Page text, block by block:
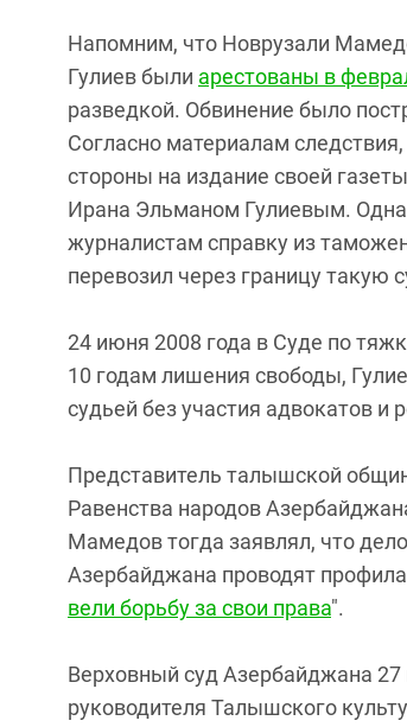
Напомним, что Новрузали
Гулиев были арестованы в
разведкой. Обвинение было
Согласно материалам
стороны на издание своей
Ирана Эльманом Гулиевым.
журналистам справку из
перевозил через границу такую
24 июня 2008 года в Суде по
10 годам лишения свободы,
судьей без участия адвокатов
Представитель талышской
Равенства народов
Мамедов тогда заявлял, что
Азербайджана проводят
вели борьбу за свои права".
Верховный суд Азербайджана
руководителя Талышского